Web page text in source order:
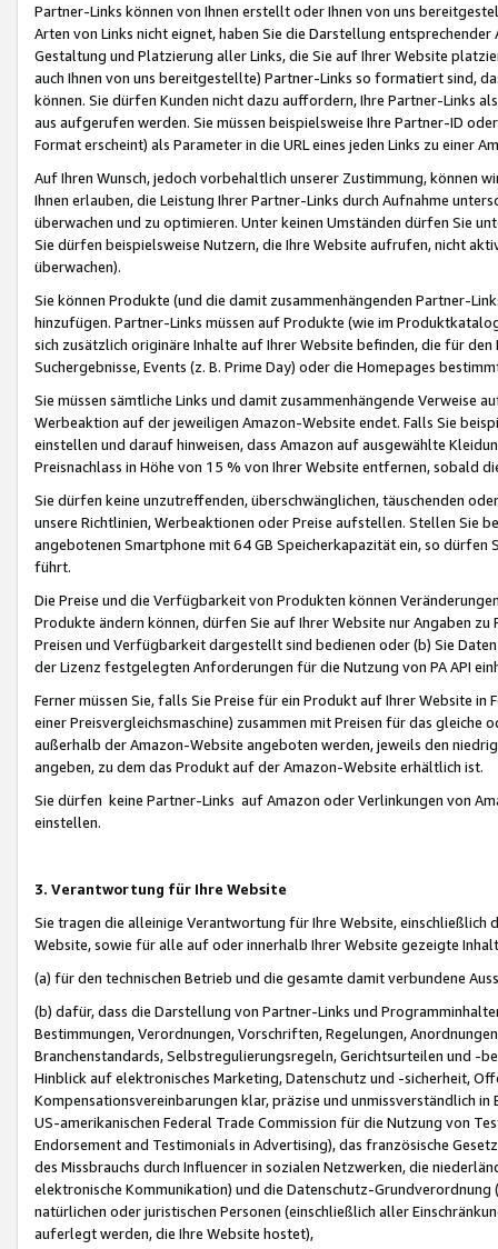
Partner-Links können von Ihnen erstellt oder Ihnen von uns
Arten von Links nicht eignet, haben Sie die Darstellung
Gestaltung und Platzierung aller Links, die Sie auf Ihrer Website
auch Ihnen von uns bereitgestellte) Partner-Links so formatiert sind,
können. Sie dürfen Kunden nicht dazu auffordern, Ihre Partner-Links
aus aufgerufen werden. Sie müssen beispielsweise Ihre Partner-ID
Format erscheint) als Parameter in die URL eines jeden Links zu einer
Auf Ihren Wunsch, jedoch vorbehaltlich unserer Zustimmung, können
Ihnen erlauben, die Leistung Ihrer Partner-Links durch Aufnahme
überwachen und zu optimieren. Unter keinen Umständen dürfen Sie
Sie dürfen beispielsweise Nutzern, die Ihre Website aufrufen, nicht
überwachen).
Sie können Produkte (und die damit zusammenhängenden Partner-
hinzufügen. Partner-Links müssen auf Produkte (wie im
sich zusätzlich originäre Inhalte auf Ihrer Website befinden, die für
Suchergebnisse, Events (z. B. Prime Day) oder die Homepages
Sie müssen sämtliche Links und damit zusammenhängende
Werbeaktion auf der jeweiligen Amazon-Website endet. Falls Sie
einstellen und darauf hinweisen, dass Amazon auf ausgewählte
Preisnachlass in Höhe von 15 % von Ihrer Website entfernen, sobald
Sie dürfen keine unzutreffenden, überschwänglichen, täuschenden
unsere Richtlinien, Werbeaktionen oder Preise aufstellen. Stellen Sie
angebotenen Smartphone mit 64 GB Speicherkapazität ein, so dürfen
führt.
Die Preise und die Verfügbarkeit von Produkten können
Produkte ändern können, dürfen Sie auf Ihrer Website nur Angaben
Preisen und Verfügbarkeit dargestellt sind bedienen oder (b) Sie
der Lizenz festgelegten Anforderungen für die Nutzung von PA API
Ferner müssen Sie, falls Sie Preise für ein Produkt auf Ihrer Website
einer Preisvergleichsmaschine) zusammen mit Preisen für das
außerhalb der Amazon-Website angeboten werden, jeweils den
angeben, zu dem das Produkt auf der Amazon-Website erhältlich ist.
Sie dürfen keine Partner-Links auf Amazon oder Verlinkungen von
einstellen.
3. Verantwortung für Ihre Website
Sie tragen die alleinige Verantwortung für Ihre Website,
Website, sowie für alle auf oder innerhalb Ihrer Website gezeigte
(a) für den technischen Betrieb und die gesamte damit verbundene
(b) dafür, dass die Darstellung von Partner-Links und
Bestimmungen, Verordnungen, Vorschriften, Regelungen,
Branchenstandards, Selbstregulierungsregeln, Gerichtsurteilen und -
Hinblick auf elektronisches Marketing, Datenschutz und -sicherheit,
Kompensationsvereinbarungen klar, präzise und unmissverständlich
US-amerikanischen Federal Trade Commission für die Nutzung von
Endorsement and Testimonials in Advertising), das französische
des Missbrauchs durch Influencer in sozialen Netzwerken, die
elektronische Kommunikation) und die Datenschutz-
natürlichen oder juristischen Personen (einschließlich aller
auferlegt werden, die Ihre Website hostet),